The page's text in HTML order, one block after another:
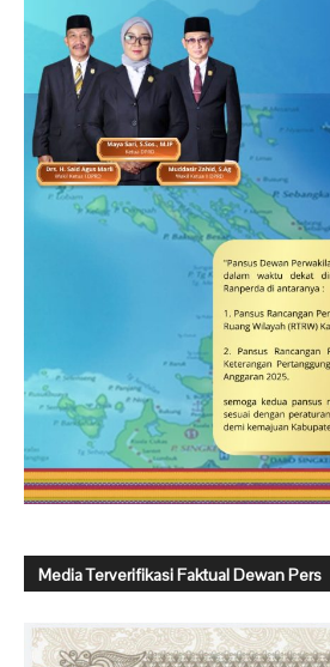
Media Terverifikasi Faktual Dewan Pers